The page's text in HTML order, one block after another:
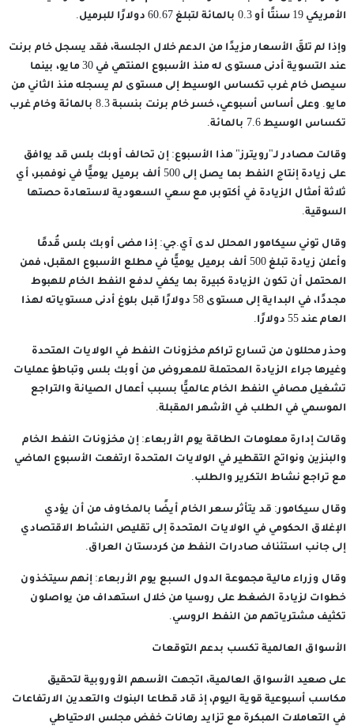
الأمريكي 19 سنتًا أو 0.3 بالمائة لتبلغ 60.67 دولارًا للبرميل.
وإذا لم تلقَ الأسعار مزيدًا من الدعم خلال الجلسة، فقد يسجل خام برنت
عند التسوية أدنى مستوى له منذ الأسبوع المنتهي في 30 مايو، بينما
سيصل خام غرب تكساس الوسيط إلى مستوى لم يسجله منذ الثاني من
مايو. وعلى أساس أسبوعي، خسر خام برنت بنسبة 8.3 بالمائة وخام غرب
تكساس الوسيط 7.6 بالمائة.
وقالت مصادر لـ"رويترز" هذا الأسبوع: إن تحالف أوبك بلس قد يوافق
على زيادة إنتاج النفط بما يصل إلى 500 ألف برميل يوميًّا في نوفمبر، أي
ثلاثة أمثال الزيادة في أكتوبر، مع سعي السعودية لاستعادة حصتها
السوقية.
وقال توني سيكامور المحلل لدى آي.جي: إذا مضى أوبك بلس قُدمًا
وأعلن زيادة تبلغ 500 ألف برميل يوميًّا في مطلع الأسبوع المقبل، فمن
المحتمل أن تكون الزيادة كبيرة بما يكفي لدفع النفط الخام للهبوط
مجددًا، في البداية إلى مستوى 58 دولارًا قبل بلوغ أدنى مستوياته لهذا
العام عند 55 دولارًا.
وحذر محللون من تسارع تراكم مخزونات النفط في الولايات المتحدة
وغيرها جراء الزيادة المحتملة للمعروض من أوبك بلس وتباطؤ عمليات
تشغيل مصافي النفط الخام عالميًّا بسبب أعمال الصيانة والتراجع
الموسمي في الطلب في الأشهر المقبلة.
وقالت إدارة معلومات الطاقة يوم الأربعاء: إن مخزونات النفط الخام
والبنزين ونواتج التقطير في الولايات المتحدة ارتفعت الأسبوع الماضي
مع تراجع نشاط التكرير والطلب.
وقال سيكامور: قد يتأثر سعر الخام أيضًا بالمخاوف من أن يؤدي
الإغلاق الحكومي في الولايات المتحدة إلى تقليص النشاط الاقتصادي
إلى جانب استئناف صادرات النفط من كردستان العراق.
وقال وزراء مالية مجموعة الدول السبع يوم الأربعاء: إنهم سيتخذون
خطوات لزيادة الضغط على روسيا من خلال استهداف من يواصلون
تكثيف مشترياتهم من النفط الروسي.
الأسواق العالمية تكسب بدعم التوقعات
على صعيد الأسواق العالمية، اتجهت الأسهم الأوروبية لتحقيق
مكاسب أسبوعية قوية اليوم، إذ قاد قطاعا البنوك والتعدين الارتفاعات
في التعاملات المبكرة مع تزايد رهانات خفض مجلس الاحتياطي